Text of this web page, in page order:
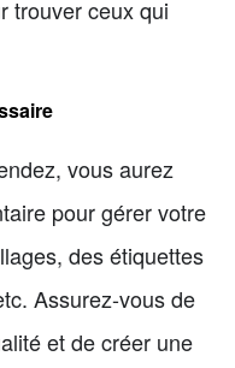
trouver ceux qui
vous aurez
pour gérer votre
des étiquettes
Assurez-vous de
et de créer une